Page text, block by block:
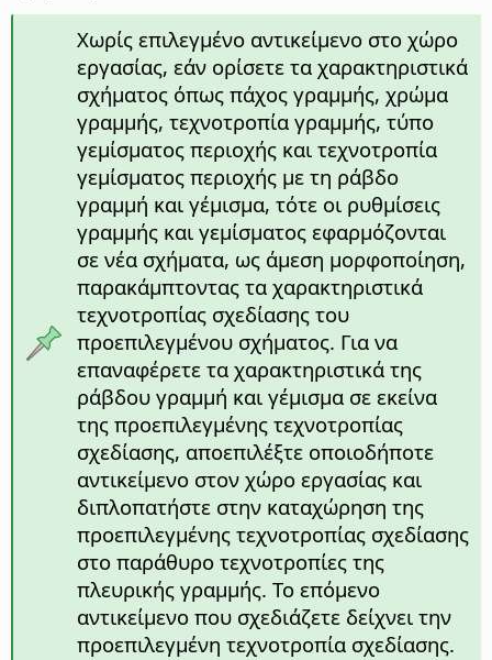
Χωρίς επιλεγμένο αντικείμενο στο χώρο
εργασίας, εάν ορίσετε τα χαρακτηριστικά
σχήματος όπως πάχος γραμμής, χρώμα
γραμμής, τεχνοτροπία γραμμής, τύπο
γεμίσματος περιοχής και τεχνοτροπία
γεμίσματος περιοχής με τη ράβδο
γραμμή και γέμισμα, τότε οι ρυθμίσεις
γραμμής και γεμίσματος εφαρμόζονται
σε νέα σχήματα, ως άμεση μορφοποίηση,
παρακάμπτοντας τα χαρακτηριστικά
τεχνοτροπίας σχεδίασης του
προεπιλεγμένου σχήματος. Για να
επαναφέρετε τα χαρακτηριστικά της
ράβδου γραμμή και γέμισμα σε εκείνα
της προεπιλεγμένης τεχνοτροπίας
σχεδίασης, αποεπιλέξτε οποιοδήποτε
αντικείμενο στον χώρο εργασίας και
διπλοπατήστε στην καταχώρηση της
προεπιλεγμένης τεχνοτροπίας σχεδίασης
στο παράθυρο τεχνοτροπίες της
πλευρικής γραμμής. Το επόμενο
αντικείμενο που σχεδιάζετε δείχνει την
προεπιλεγμένη τεχνοτροπία σχεδίασης.